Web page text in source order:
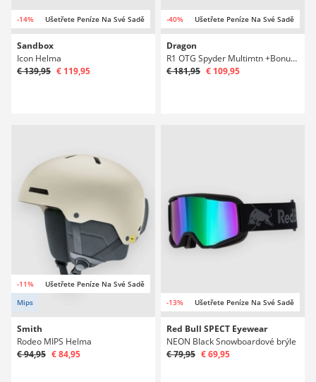
-14% Ušetřete Peníze Na Své Sadě
Sandbox
Icon Helma
€ 139,95 € 119,95
-40% Ušetřete Peníze Na Své Sadě
Dragon
R1 OTG Spyder Multimtn +Bonus Lens Snowboardové brýle
€ 181,95 € 109,95
-11%
Ušetřete Peníze Na Své Sadě
Mips
Smith
Rodeo MIPS Helma
€ 94,95 € 84,95
-13% Ušetřete Peníze Na Své Sadě
Red Bull SPECT Eyewear
NEON Black Snowboardové brýle
€ 79,95 € 69,95